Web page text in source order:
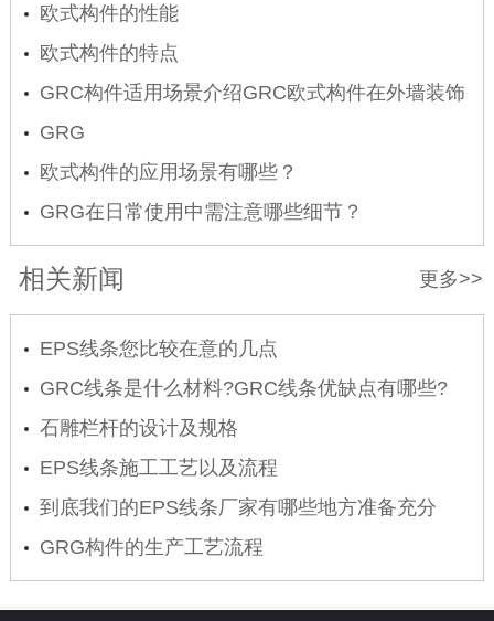
欧式构件的性能
欧式构件的特点
GRC构件适用场景介绍GRC欧式构件在外墙装饰
的应用
GRG
欧式构件的应用场景有哪些？
GRG在日常使用中需注意哪些细节？
更多>>
相关新闻
EPS线条您比较在意的几点
GRC线条是什么材料?GRC线条优缺点有哪些?
石雕栏杆的设计及规格
EPS线条施工工艺以及流程
到底我们的EPS线条厂家有哪些地方准备充分
呢？
GRG构件的生产工艺流程